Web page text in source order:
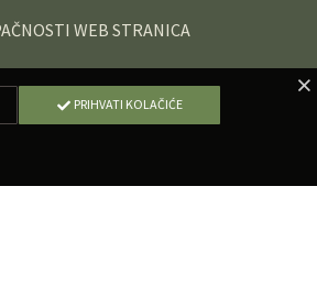
WEB STRANICA
PRIHVATI KOLAČIĆE